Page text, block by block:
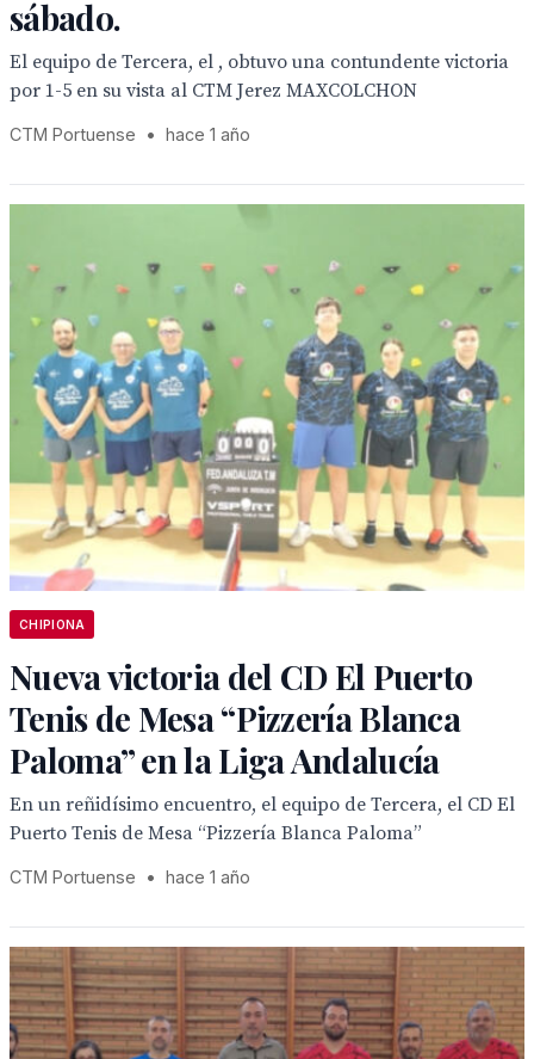
sábado.
El equipo de Tercera, el , obtuvo una contundente victoria
por 1-5 en su vista al CTM Jerez MAXCOLCHON
CTM Portuense • hace 1 año
CHIPIONA
Nueva victoria del CD El Puerto
Tenis de Mesa “Pizzería Blanca
Paloma” en la Liga Andalucía
En un reñidísimo encuentro, el equipo de Tercera, el CD El
Puerto Tenis de Mesa “Pizzería Blanca Paloma”
CTM Portuense • hace 1 año